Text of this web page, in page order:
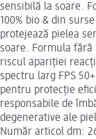
sensibilă la soare.
100% bio & din
protejează pielea
soare. Formula
riscul apariției
spectru larg FPS
pentru protecție
responsabile de
degenerative ale
Număr articol dm: